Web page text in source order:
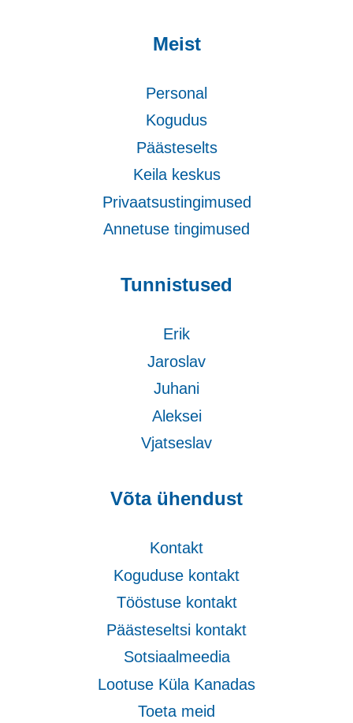
Meist
Personal
Kogudus
Päästeselts
Keila keskus
Privaatsustingimused
Annetuse tingimused
Tunnistused
Erik
Jaroslav
Juhani
Aleksei
Vjatseslav
Võta ühendust
Kontakt
Koguduse kontakt
Tööstuse kontakt
Päästeseltsi kontakt
Sotsiaalmeedia
Lootuse Küla Kanadas
Toeta meid